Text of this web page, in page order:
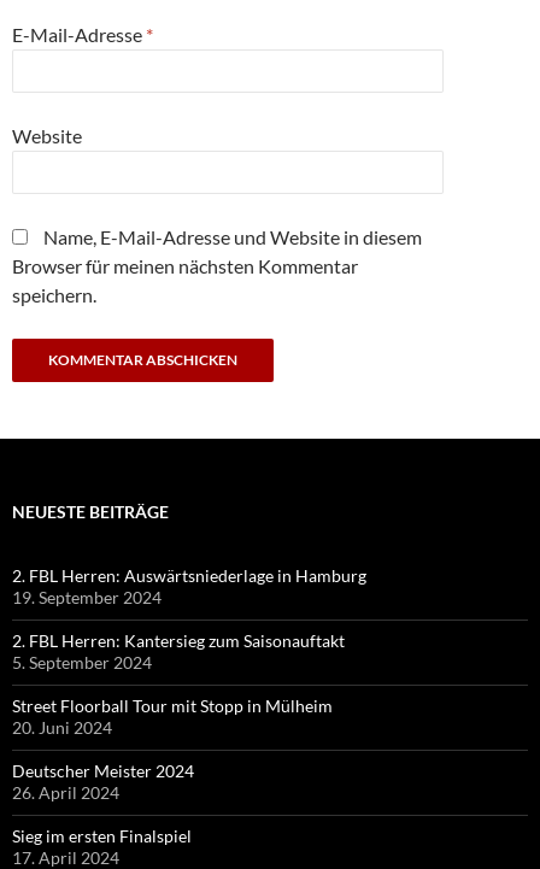
E-Mail-Adresse *
Website
Name, E-Mail-Adresse und Website in diesem
Browser für meinen nächsten Kommentar
speichern.
NEUESTE BEITRÄGE
2. FBL Herren: Auswärtsniederlage in Hamburg
19. September 2024
2. FBL Herren: Kantersieg zum Saisonauftakt
5. September 2024
Street Floorball Tour mit Stopp in Mülheim
20. Juni 2024
Deutscher Meister 2024
26. April 2024
Sieg im ersten Finalspiel
17. April 2024